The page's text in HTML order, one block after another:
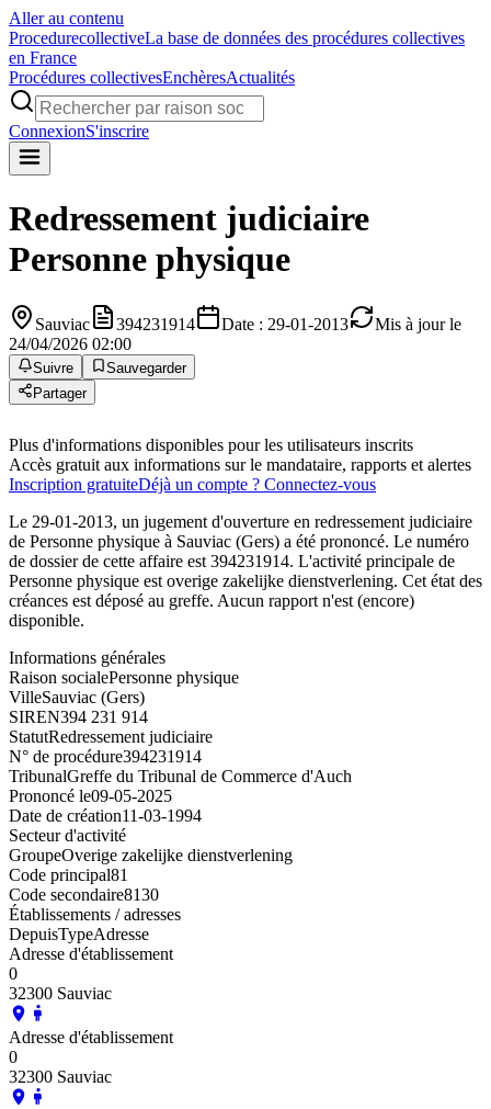
Aller au contenu
ProcedurecollectiveLa base de données des procédures collectives
en France
Procédures collectivesEnchèresActualités
ConnexionS'inscrire
Redressement judiciaire
Personne physique
Sauviac 394231914 Date : 29-01-2013
Mis à jour le
24/04/2026 02:00
Suivre
Sauvegarder
Partager
Plus d'informations disponibles pour les utilisateurs inscrits
Accès gratuit aux informations sur le mandataire, rapports et alertes
Inscription gratuiteDéjà un compte ? Connectez-vous
Le 29-01-2013, un jugement d'ouverture en redressement judiciaire
de Personne physique à Sauviac (Gers) a été prononcé. Le numéro
de dossier de cette affaire est 394231914. L'activité principale de
Personne physique est overige zakelijke dienstverlening. Cet état des
créances est déposé au greffe. Aucun rapport n'est (encore)
disponible.
Informations générales
Raison socialePersonne physique
VilleSauviac (Gers)
SIREN394 231 914
StatutRedressement judiciaire
N° de procédure394231914
TribunalGreffe du Tribunal de Commerce d'Auch
Prononcé le09-05-2025
Date de création11-03-1994
Secteur d'activité
GroupeOverige zakelijke dienstverlening
Code principal81
Code secondaire8130
Établissements / adresses
DepuisTypeAdresse
Adresse d'établissement
0
32300 Sauviac
Adresse d'établissement
0
32300 Sauviac